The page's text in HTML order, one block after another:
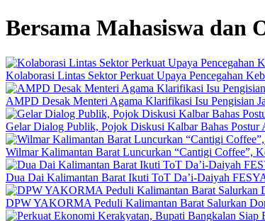
Bersama Mahasiswa dan
Kolaborasi Lintas Sektor Perkuat Upaya Pencegahan
AMPD Desak Menteri Agama Klarifikasi Isu Pengisian
Gelar Dialog Publik, Pojok Diskusi Kalbar Bahas
Wilmar Kalimantan Barat Luncurkan “Cantigi Coffee”,
Dua Dai Kalimantan Barat Ikuti ToT Da’i-Daiyah
DPW YAKORMA Peduli Kalimantan Barat Salurkan